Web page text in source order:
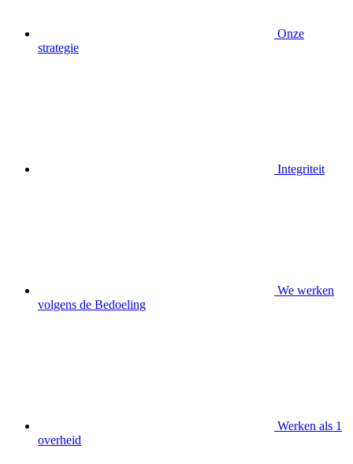
Onze
strategie
Integriteit
We werken
volgens de Bedoeling
Werken als 1
overheid